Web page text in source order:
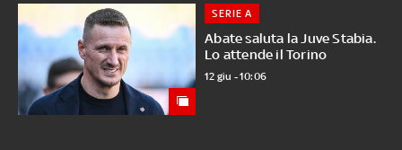
Abate saluta la Juve Stabia.
Lo attende il Torino
SERIE A
12 giu - 10:06